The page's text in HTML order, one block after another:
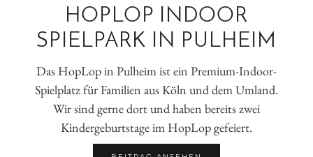
HOPLOP INDOOR
SPIELPARK IN PULHEIM
Das HopLop in Pulheim ist ein Premium-Indoor-
Spielplatz für Familien aus Köln und dem Umland.
Wir sind gerne dort und haben bereits zwei
Kindergeburtstage im HopLop gefeiert.